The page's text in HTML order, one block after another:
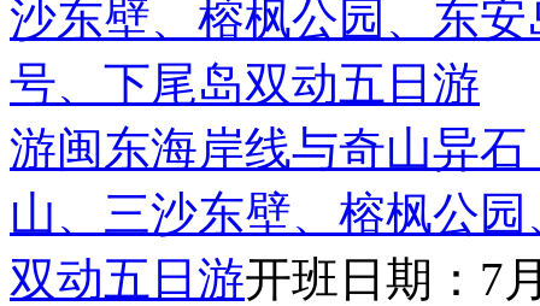
游闽东海岸线与奇山异石
山、三沙东壁、榕枫公
双动五日游开班日期：7